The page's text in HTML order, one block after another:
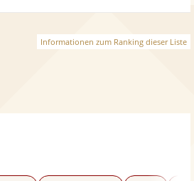
Informationen zum Ranking dieser Liste